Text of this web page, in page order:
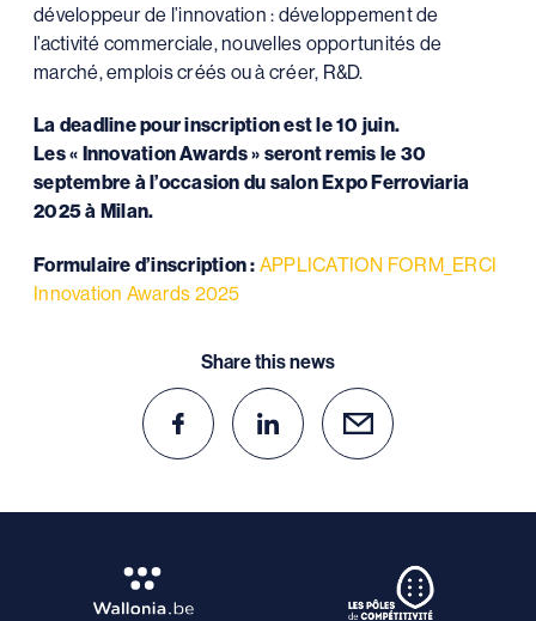
développeur de l’innovation : développement de
l’activité commerciale, nouvelles opportunités de
marché, emplois créés ou à créer, R&D.
La deadline pour inscription est le 10 juin.
Les « Innovation Awards » seront remis le 30
septembre à l’occasion du salon Expo Ferroviaria
2025 à Milan.
Formulaire d’inscription : APPLICATION FORM_ERCI
Innovation Awards 2025
Share this news